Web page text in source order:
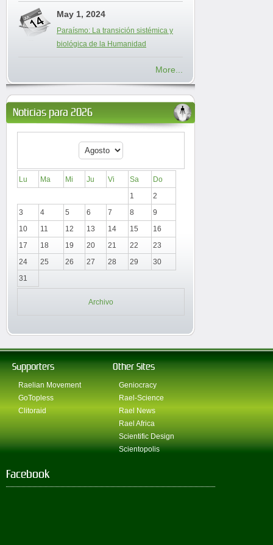
May 1, 2024
Paraísmo: La transición sistémica y
biológica de la Humanidad
More...
Noticias para 2026
Lu Ma Mi Ju Vi Sa
Do
1
2
3
4 5 6 7 8
9
10
11 12 13 14 15
16
17
18 19 20 21 22
23
24
25 26 27 28 29
30
31
Archivo
Supporters
Raelian Movement
GoTopless
Clitoraid
Other Sites
Geniocracy
Rael-Science
Rael News
Rael Africa
Scientific Design
Scientopolis
Facebook